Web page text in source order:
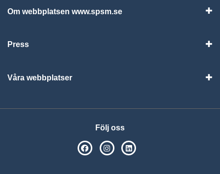
Om webbplatsen www.spsm.se
Press
Våra webbplatser
Följ oss
SPSM på Facebook
SPSM på Instagram